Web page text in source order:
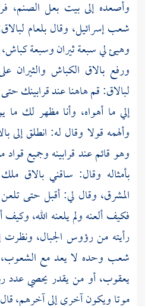
وأصعده إلى بيت بعل الصنم،
شعب إسرائيل، وقالبلعام
وهيئ لي سبعة ثيران وسبعة
ورفعبالاق الكباش والثيران
لبالاق:قم هاهنا عند قرابينك
إلي ما أهواه، وأنا مظهر لك ما
وألهمه قولا وقال له: انطلق إلى
وهو قائم عند قرابينه وجميع
بأمثاله وقال: ساقنيبالاق
المشرق، وقال لي: أقبل حتى
فكيف ألعنه ولم يلعنه الله،
رأيته من رؤوس الجبال، ونظرت
شعب وحده لا يعد مع
يعقوب، أو من يقدر يحصي عدد
موتا ويكون آخري إلى آخرهم،